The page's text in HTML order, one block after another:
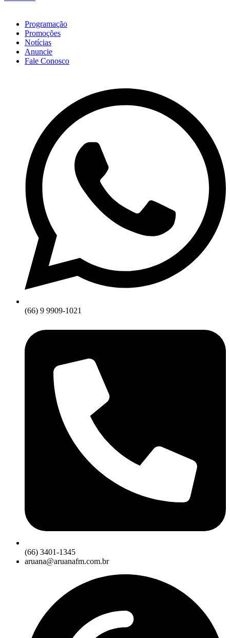
Programação
Promoções
Notícias
Anuncie
Fale Conosco
(66) 9 9909-1021
(66) 3401-1345
aruana@aruanafm.com.br